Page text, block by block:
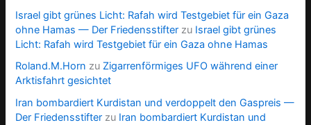
Israel gibt grünes Licht: Rafah wird Testgebiet für ein Gaza
ohne Hamas — Der Friedensstifter zu Israel gibt grünes
Licht: Rafah wird Testgebiet für ein Gaza ohne Hamas
Roland.M.Horn zu Zigarrenförmiges UFO während einer
Arktisfahrt gesichtet
Iran bombardiert Kurdistan und verdoppelt den Gaspreis —
Der Friedensstifter zu Iran bombardiert Kurdistan und